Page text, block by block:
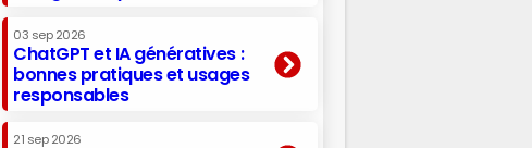
03 sep 2026
ChatGPT et IA génératives :
bonnes pratiques et usages
responsables
21 sep 2026